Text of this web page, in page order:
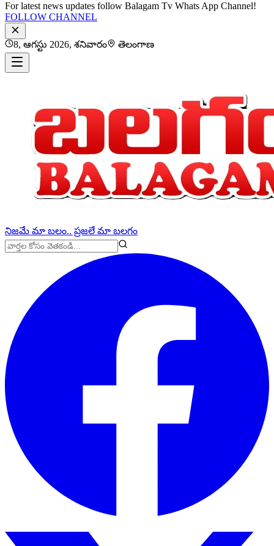
For latest news updates follow Balagam Tv Whats App Channel!
FOLLOW CHANNEL
8, ఆగస్టు 2026, శనివారం తెలంగాణ
నిజమే మా బలం.. ప్రజలే మా బలగం